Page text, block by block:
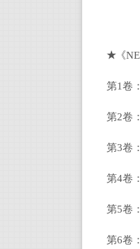
★《
第1卷
第2卷
第3卷
第4卷
第5卷
第6卷